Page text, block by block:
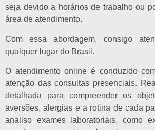
seja devido a horários de trabalho ou
área de atendimento.
Com essa abordagem, consigo
qualquer lugar do Brasil.
O atendimento online é conduzido
atenção das consultas presenciais.
detalhada para compreender os
aversões, alergias e a rotina de cada
analiso exames laboratoriais, como